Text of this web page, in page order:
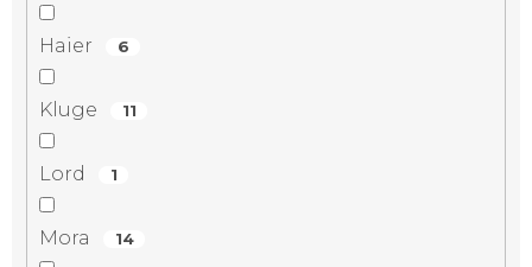
Haier 6
Kluge 11
Lord 1
Mora 14